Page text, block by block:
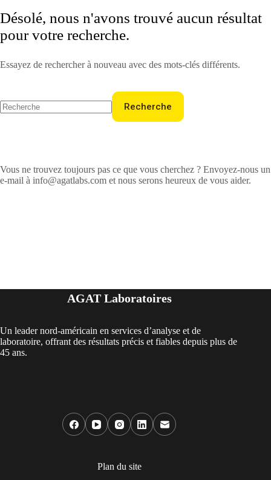
Désolé, nous n'avons trouvé aucun résultat
pour votre recherche.
Essayez de rechercher à nouveau avec des mots-clés différents.
Recherche
Vous ne trouvez toujours pas ce que vous cherchez ? Envoyez-nous un
e-mail à info@agatlabs.com et nous serons heureux de vous aider.
AGAT Laboratoires
Un leader nord-américain en services d’analyse et de
laboratoire, offrant des résultats précis et fiables depuis plus de
45 ans.
Plan du site